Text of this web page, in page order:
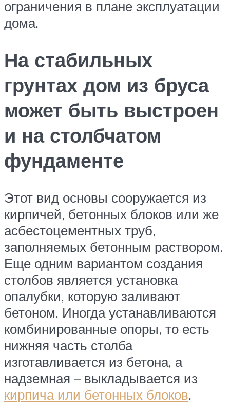
ограничения в плане эксплуатации
дома.
На стабильных
грунтах дом из бруса
может быть выстроен
и на столбчатом
фундаменте
Этот вид основы сооружается из
кирпичей, бетонных блоков или же
асбестоцементных труб,
заполняемых бетонным раствором.
Еще одним вариантом создания
столбов является установка
опалубки, которую заливают
бетоном. Иногда устанавливаются
комбинированные опоры, то есть
нижняя часть столба
изготавливается из бетона, а
надземная – выкладывается из
кирпича или бетонных блоков.